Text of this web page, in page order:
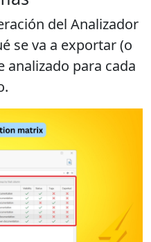
del Analizador
se va a exportar (o
analizado para cada